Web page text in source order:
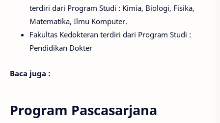
terdiri dari Program Studi : Kimia, Biologi, Fisika,
Matematika, Ilmu Komputer.
Fakultas Kedokteran terdiri dari Program Studi :
Pendidikan Dokter
Baca juga :
Program Pascasarjana